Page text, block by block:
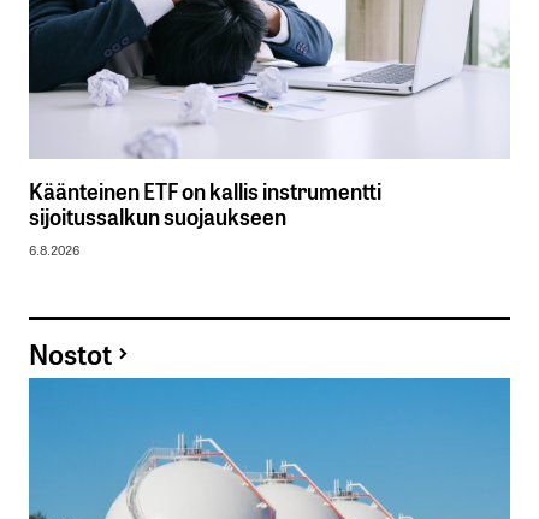
Käänteinen ETF on kallis instrumentti
sijoitussalkun suojaukseen
6.8.2026
Nostot